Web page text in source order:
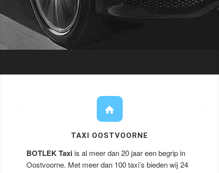
TAXI OOSTVOORNE
BOTLEK Taxi is al meer dan 20 jaar een begrip in
Oostvoorne. Met meer dan 100 taxi’s bieden wij 24